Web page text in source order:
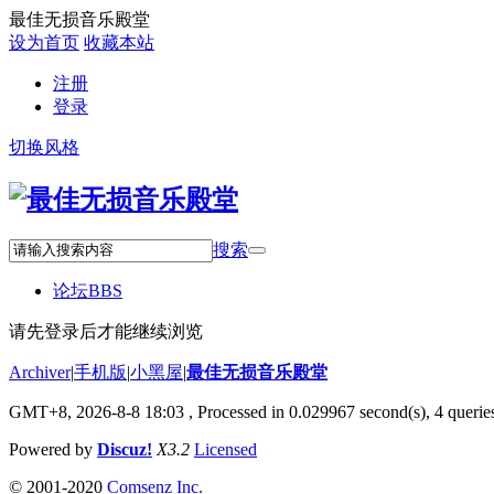
最佳无损音乐殿堂
设为首页 收藏本站
注册
登录
切换风格
搜索
论坛BBS
请先登录后才能继续浏览
Archiver|手机版|小黑屋|最佳无损音乐殿堂
GMT+8, 2026-8-8 18:03 , Processed in 0.029967 second(s), 4
Powered by Discuz! X3.2 Licensed
© 2001-2020 Comsenz Inc.